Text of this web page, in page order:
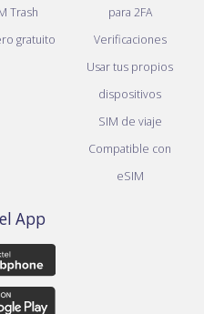
Trash
gratuito
para 2FA
Verificaciones
Usar tus propios
dispositivos
SIM de viaje
Compatible con
eSIM
App